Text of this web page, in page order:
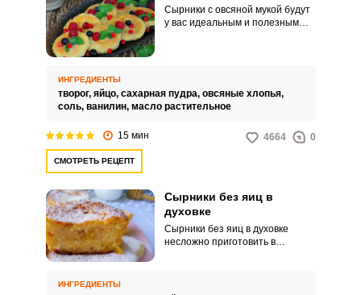
Сырники с овсяной мукой будут
у вас идеальным и полезным
ИНГРЕДИЕНТЫ
творог, яйцо, сахарная пудра, овсяные хлопья,
соль, ванилин, масло растительное
15 мин 4664 0
СМОТРЕТЬ РЕЦЕПТ
Сырники без яиц в
духовке
Сырники без яиц в духовке
несложно приготовить в
ИНГРЕДИЕНТЫ